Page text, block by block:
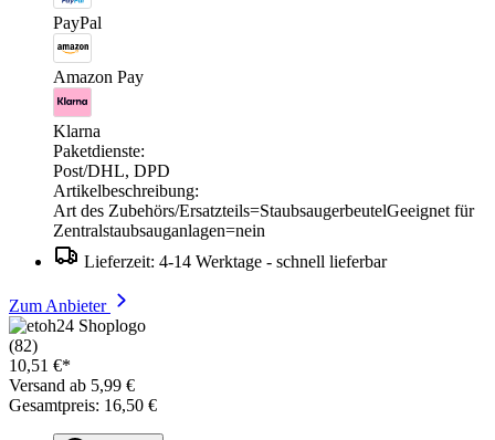
PayPal
Amazon Pay
Klarna
Paketdienste:
Post/DHL, DPD
Artikelbeschreibung:
Art des Zubehörs/Ersatzteils=StaubsaugerbeutelGeeignet für
Zentralstaubsauganlagen=nein
Lieferzeit: 4-14 Werktage - schnell lieferbar
Zum Anbieter
(82)
10,51 €*
Versand ab 5,99 €
Gesamtpreis: 16,50 €